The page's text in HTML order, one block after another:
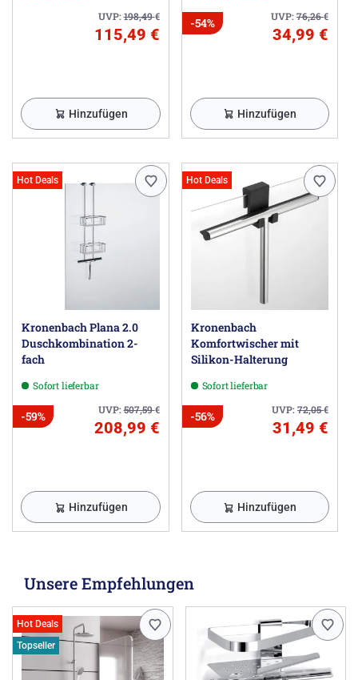
UVP:198,49€
115,49 €
Hinzufügen
UVP:76,26€
-54%
34,99 €
Hinzufügen
Hot Deals
Kronenbach Plana 2.0
Duschkombination 2-
fach
Sofort lieferbar
UVP:507,59€
-59%
208,99 €
Hinzufügen
Hot Deals
Kronenbach
Komfortwischer mit
Silikon-Halterung
Sofort lieferbar
UVP:72,05€
-56%
31,49 €
Hinzufügen
Unsere Empfehlungen
Hot Deals
Topseller